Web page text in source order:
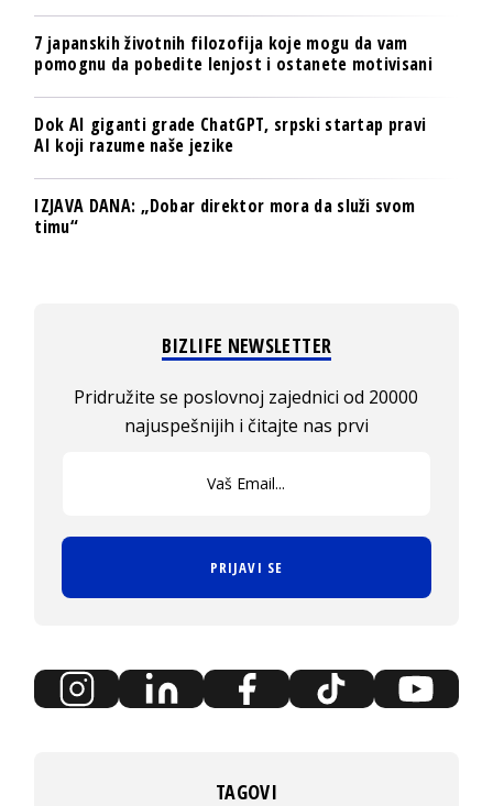
7 japanskih životnih filozofija koje mogu da vam
pomognu da pobedite lenjost i ostanete motivisani
Dok AI giganti grade ChatGPT, srpski startap pravi
AI koji razume naše jezike
IZJAVA DANA: „Dobar direktor mora da služi svom
timu“
BIZLIFE NEWSLETTER
Pridružite se poslovnoj zajednici od 20000
najuspešnijih i čitajte nas prvi
PRIJAVI SE
TAGOVI